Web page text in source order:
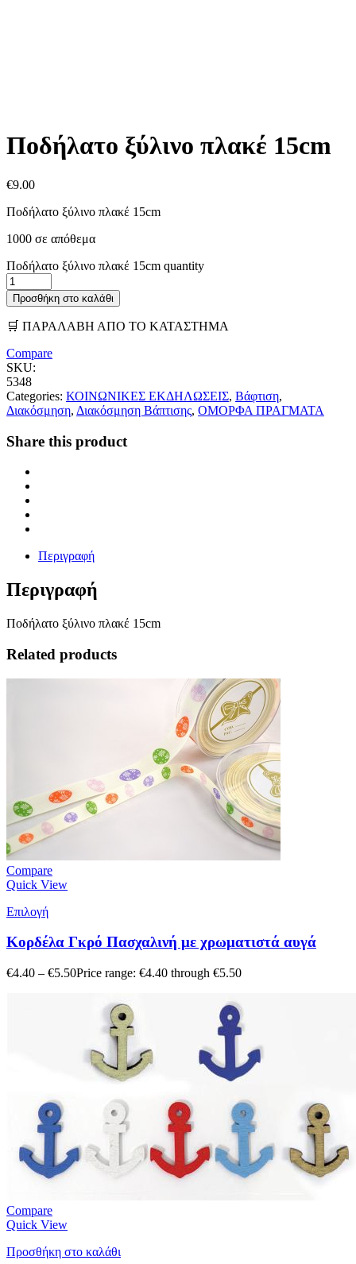
Ποδήλατο ξύλινο πλακέ 15cm
€9.00
Ποδήλατο ξύλινο πλακέ 15cm
1000 σε απόθεμα
Ποδήλατο ξύλινο πλακέ 15cm quantity
Προσθήκη στο καλάθι
🛒 ΠΑΡΑΛΑΒΗ ΑΠΟ ΤΟ ΚΑΤΑΣΤΗΜΑ
Compare
SKU:
5348
Categories: ΚΟΙΝΩΝΙΚΕΣ ΕΚΔΗΛΩΣΕΙΣ, Βάφτιση,
Διακόσμηση, Διακόσμηση Βάπτισης, ΟΜΟΡΦΑ ΠΡΑΓΜΑΤΑ
Share this product
Περιγραφή
Περιγραφή
Ποδήλατο ξύλινο πλακέ 15cm
Related products
Compare
Quick View
Επιλογή
Κορδέλα Γκρό Πασχαλινή με χρωματιστά αυγά
€4.40 – €5.50Price range: €4.40 through €5.50
Compare
Quick View
Προσθήκη στο καλάθι